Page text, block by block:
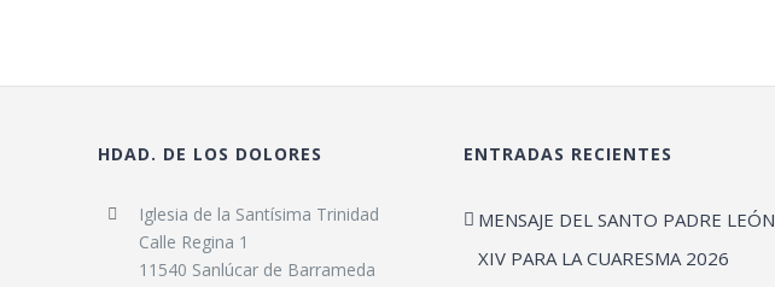
HDAD. DE LOS DOLORES
Iglesia de la Santísima Trinidad
Calle Regina 1
11540 Sanlúcar de Barrameda
ENTRADAS RECIENTES
MENSAJE DEL SANTO PADRE LEÓN
XIV PARA LA CUARESMA 2026